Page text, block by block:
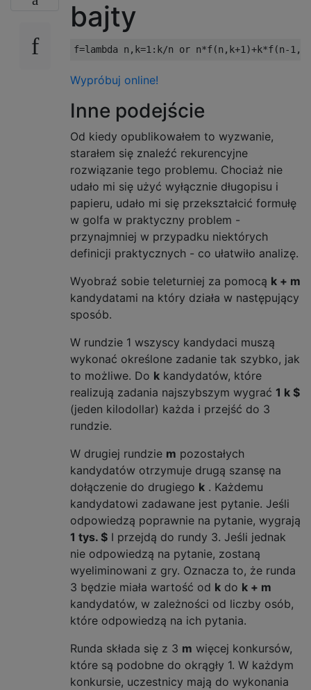
bajty
f=lambda n , k=1: k/n or n*f(n , k+1)+k*f(n-1,
Wypróbuj online!
Inne podejście
Od kiedy opublikowałem to wyzwanie,
starałem się znaleźć rekurencyjne
rozwiązanie tego problemu. Chociaż nie
udało mi się użyć wyłącznie długopisu i
papieru, udało mi się przekształcić formułę
w golfa w praktyczny problem -
przynajmniej w przypadku niektórych
definicji praktycznych - co ułatwiło analizę.
Wyobraź sobie teleturniej za pomocą k + m
kandydatami na który działa w następujący
sposób.
W rundzie 1 wszyscy kandydaci muszą
wykonać określone zadanie tak szybko, jak
to możliwe. Do k kandydatów, które
realizują zadania najszybszym wygrać 1 k $
(jeden kilodollar) każda i przejść do 3
rundzie.
W drugiej rundzie m pozostałych
kandydatów otrzymuje drugą szansę na
dołączenie do drugiego k . Każdemu
kandydatowi zadawane jest pytanie. Jeśli
odpowiedzą poprawnie na pytanie, wygrają
1 tys. $ I przejdą do rundy 3. Jeśli jednak
nie odpowiedzą na pytanie, zostaną
wyeliminowani z gry. Oznacza to, że runda
3 będzie miała wartość od k do k + m
kandydatów, w zależności od liczby osób,
które odpowiedzą na ich pytania.
Runda składa się z 3 m więcej konkursów,
które są podobne do okrągły 1. W każdym
konkursie, uczestnicy mają do wykonania